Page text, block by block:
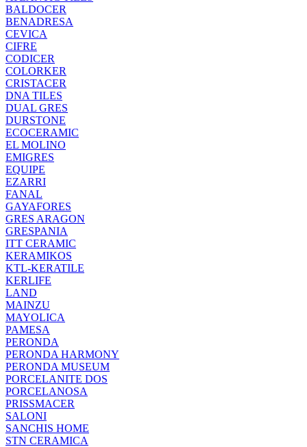
BALDOCER
BENADRESA
CEVICA
CIFRE
CODICER
COLORKER
CRISTACER
DNA TILES
DUAL GRES
DURSTONE
ECOCERAMIC
EL MOLINO
EMIGRES
EQUIPE
EZARRI
FANAL
GAYAFORES
GRES ARAGON
GRESPANIA
ITT CERAMIC
KERAMIKOS
KTL-KERATILE
KERLIFE
LAND
MAINZU
MAYOLICA
PAMESA
PERONDA
PERONDA HARMONY
PERONDA MUSEUM
PORCELANITE DOS
PORCELANOSA
PRISSMACER
SALONI
SANCHIS HOME
STN CERAMICA